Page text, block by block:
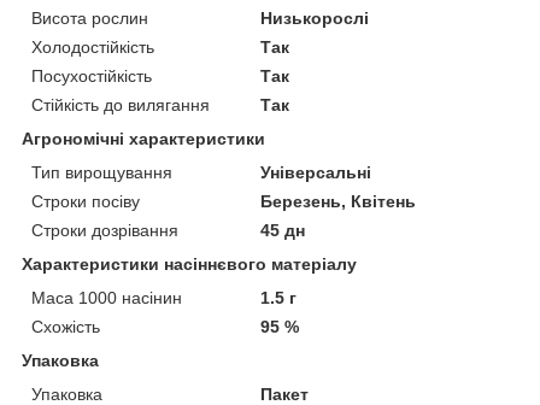
Висота рослин
Низькорослі
Холодостійкість
Так
Посухостійкість
Так
Стійкість до вилягання
Так
Агрономічні характеристики
Тип вирощування
Універсальні
Строки посіву
Березень, Квітень
Строки дозрівання
45 дн
Характеристики насіннєвого матеріалу
Маса 1000 насінин
1.5 г
Схожість
95 %
Упаковка
Упаковка
Пакет